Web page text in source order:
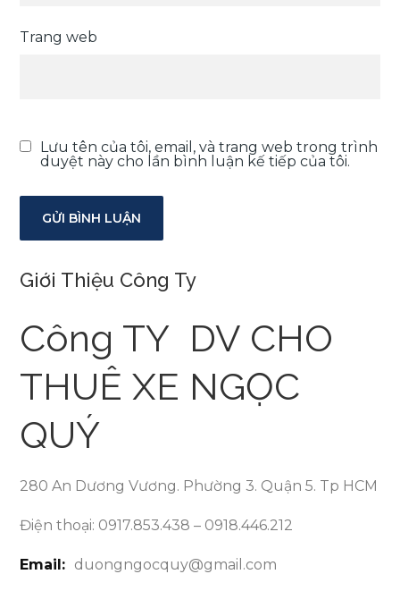
Trang web
Lưu tên của tôi, email, và trang web trong trình
duyệt này cho lần bình luận kế tiếp của tôi.
Giới Thiệu Công Ty
Công TY DV CHO
THUÊ XE NGỌC
QUÝ
280 An Dương Vương. Phường 3. Quận 5. Tp HCM
Điện thoại: 0917.853.438 – 0918.446.212
Email: duongngocquy@gmail.com